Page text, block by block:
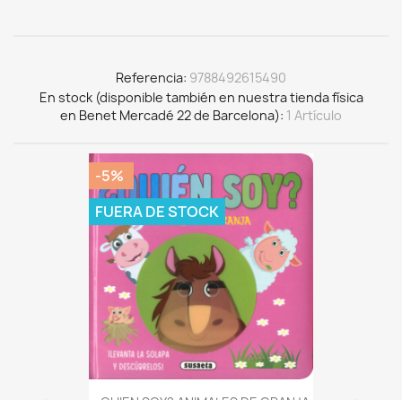
Referencia 9788492615490
En stock (disponible también en nuestra tienda física
en Benet Mercadé 22 de Barcelona) 1 Artículo
-5%
FUERA DE STOCK